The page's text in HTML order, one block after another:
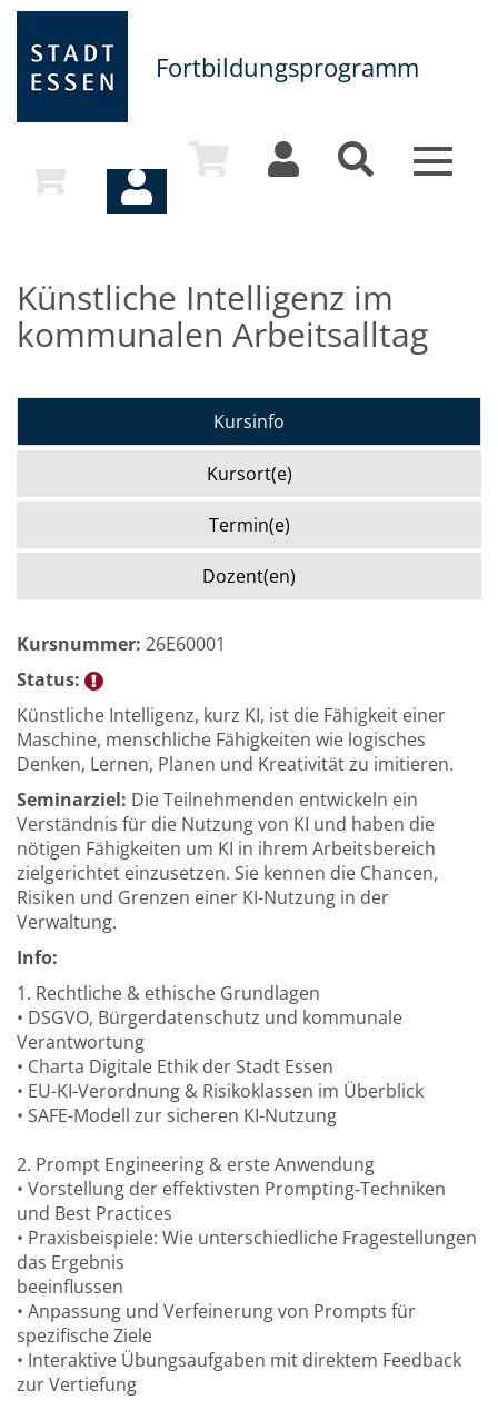
Fortbildungsprogramm
Toggle
Künstliche Intelligenz im
kommunalen Arbeitsalltag
Kursinfo
Kursort(e)
Termin(e)
Dozent(en)
Kursnummer: 26E60001
Status:
Künstliche Intelligenz, kurz KI, ist die Fähigkeit einer
Maschine, menschliche Fähigkeiten wie logisches
Denken, Lernen, Planen und Kreativität zu imitieren.
Seminarziel: Die Teilnehmenden entwickeln ein
Verständnis für die Nutzung von KI und haben die
nötigen Fähigkeiten um KI in ihrem Arbeitsbereich
zielgerichtet einzusetzen. Sie kennen die Chancen,
Risiken und Grenzen einer KI-Nutzung in der
Verwaltung.
Info:
1. Rechtliche & ethische Grundlagen
• DSGVO, Bürgerdatenschutz und kommunale
Verantwortung
• Charta Digitale Ethik der Stadt Essen
• EU-KI-Verordnung & Risikoklassen im Überblick
• SAFE-Modell zur sicheren KI-Nutzung
2. Prompt Engineering & erste Anwendung
• Vorstellung der effektivsten Prompting‑Techniken
und Best Practices
• Praxisbeispiele: Wie unterschiedliche Fragestellungen
das Ergebnis
beeinflussen
• Anpassung und Verfeinerung von Prompts für
spezifische Ziele
• Interaktive Übungsaufgaben mit direktem Feedback
zur Vertiefung